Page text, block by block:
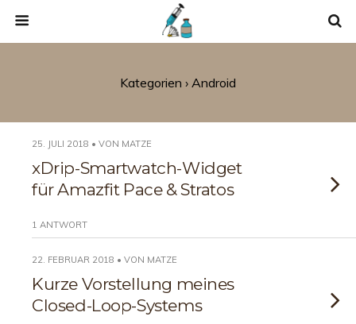
Kategorien › Android
25. JULI 2018 • VON MATZE
xDrip-Smartwatch-Widget
für Amazfit Pace & Stratos
1 ANTWORT
22. FEBRUAR 2018 • VON MATZE
Kurze Vorstellung meines
Closed-Loop-Systems